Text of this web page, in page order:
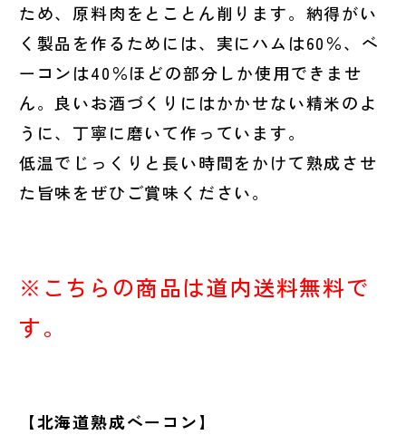
ため、原料肉をとことん削ります。納得がい
く製品を作るためには、実にハムは60％、ベ
ーコンは40％ほどの部分しか使用できませ
ん。良いお酒づくりにはかかせない精米のよ
うに、丁寧に磨いて作っています。
低温でじっくりと長い時間をかけて熟成させ
た旨味をぜひご賞味ください。
※こちらの商品は道内送料無料で
す。
【北海道熟成ベーコン】